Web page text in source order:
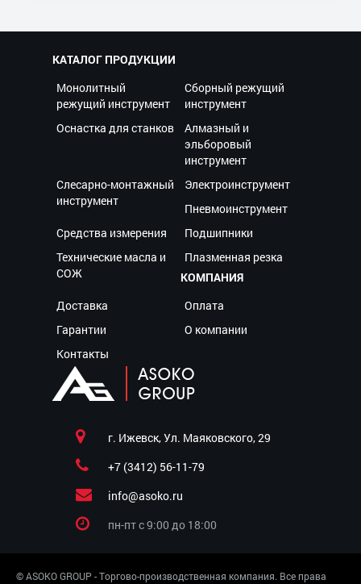
КАТАЛОГ ПРОДУКЦИИ
Монолитный
режущий инструмент
Сборный режущий
инструмент
Оснастка для станков
Алмазный и
эльборовый
инструмент
Слесарно-монтажный
инструмент
Электроинструмент
Пневмоинструмент
Средства измерения
Подшипники
Технические масла и
СОЖ
Плазменная резка
КОМПАНИЯ
Доставка
Оплата
Гарантии
О компании
Контакты
г. Ижевск, Ул. Маяковского, 29
+7 (3412) 56-11-79
info@asoko.ru
пн-пт c 9:00 до 18:00
© ASOKO GROUP - Торгово-производственная компания. Все права